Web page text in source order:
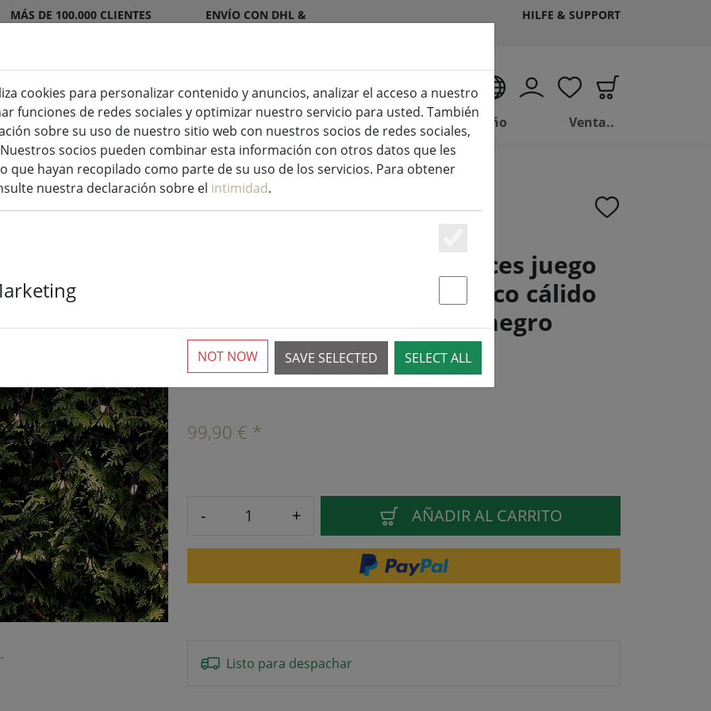
MÁS DE 100.000 CLIENTES
ENVÍO CON DHL &
HILFE & SUPPORT
ES
Velas LED de interior y exterior
Cocina Vivir Baño Venta..
de hadas
Sirius Tech-Line red de luces juego
de iniciación 168 LED blanco cálido
exterior 1,7 x 1,4 m 230V negro
›
6 Piezas disponibles
99,90 € *
- + AÑADIR AL CARRITO
Listo para despachar
cookies para personalizar contenido y anuncios, analizar el acceso a nuestro
funciones de redes sociales y optimizar nuestro servicio para usted. También
sobre su uso de nuestro sitio web con nuestros socios de redes sociales,
socios pueden combinar esta información con otros datos que les
que hayan recopilado como parte de su uso de los servicios. Para obtener
nuestra declaración sobre el intimidad.
Essenziell
Statstik & Marketing
SAVE SELECTED SELECT ALL
NOT NOW